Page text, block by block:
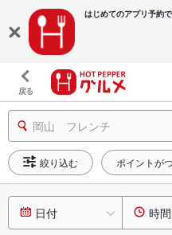
はじめてのアプリ予約
戻る
岡山 フレンチ
絞り込む ポイントが
日付 時間